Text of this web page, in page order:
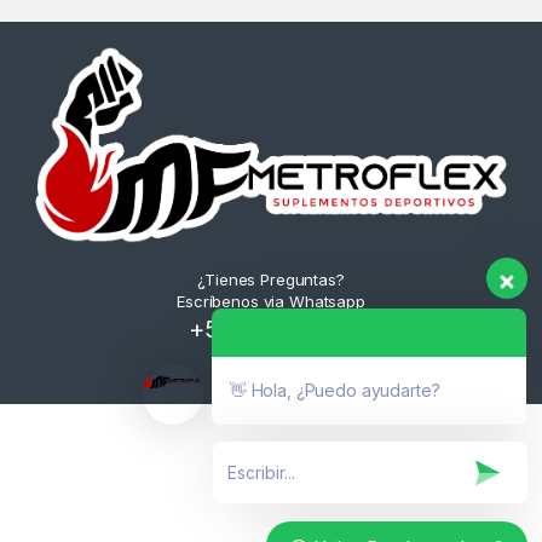
¿Tienes Preguntas?
Escríbenos via Whatsapp
+52 1 833 294
9945
👋 Hola, ¿Puedo ayudarte?